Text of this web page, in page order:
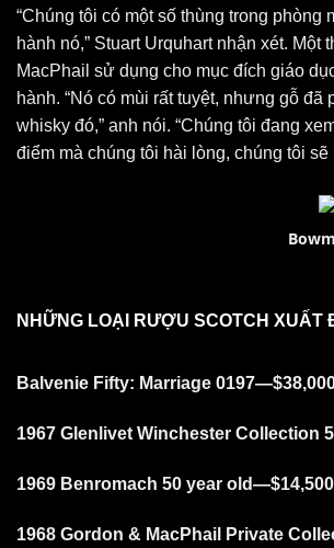
“Chúng tôi có một số thùng trong
hành nó,” Stuart Urquhart nhận xét.
MacPhail sử dụng cho mục đích giáo
hành. “Nó có mùi rất tuyệt, nhưng gỗ
whisky đó,” anh nói. “Chúng tôi đang
điểm mà chúng tôi hài lòng, chúng tôi
NHỮNG LOẠI RƯỢU SCOTCH
Balvenie Fifty: Marriage
1967 Glenlivet Winchester Collection
1969 Benromach 50 year
1968 Gordon & MacPhail Private